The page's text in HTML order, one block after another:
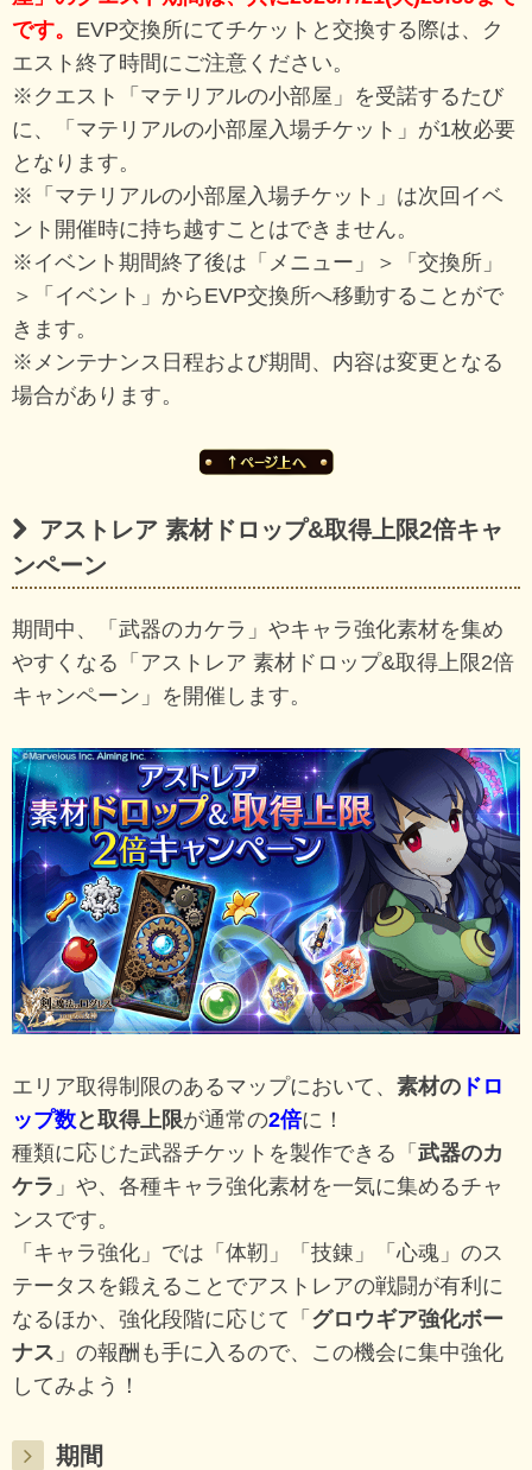
です。 EVP交換所にてチケットと交換する際は、ク
エスト終了時間にご注意ください。
※クエスト「マテリアルの小部屋」を受諾するたび
に、「マテリアルの小部屋入場チケット」が1枚必要
となります。
※「マテリアルの小部屋入場チケット」は次回イベ
ント開催時に持ち越すことはできません。
※イベント期間終了後は「メニュー」＞「交換所」
＞「イベント」からEVP交換所へ移動することがで
きます。
※メンテナンス日程および期間、内容は変更となる
場合があります。
アストレア 素材ドロップ&取得上限2倍キャ
ンペーン
期間中、「武器のカケラ」やキャラ強化素材を集め
やすくなる「アストレア 素材ドロップ&取得上限2倍
キャンペーン」を開催します。
エリア取得制限のあるマップにおいて、 素材の ドロ
ップ数と取得上限が通常の2倍に！
種類に応じた武器チケットを製作できる「 武器のカ
ケラ 」や、各種キャラ強化素材を一気に集めるチャ
ンスです。
「キャラ強化」では「体靭」「技錬」「心魂」のス
テータスを鍛えることでアストレアの戦闘が有利に
なるほか、強化段階に応じて「 グロウギア強化ボー
ナス 」の報酬も手に入るので、この機会に集中強化
してみよう！
期間